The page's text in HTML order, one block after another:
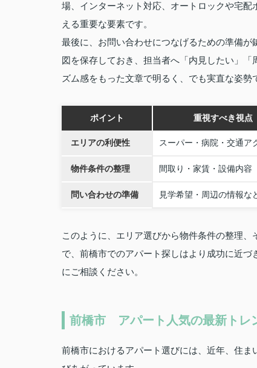
場、インターネット対応、オートロックや宅
える重要な要素です。
最後に、お問い合わせにつなげるための準備
図を保存しておき、担当者へ「内見したい」
ズム感をもった文章で明るく、でも実直な姿勢
ポイント 重視すべき視点
エリアの利便性 スーパー・病院・交通ア
物件条件の整理 間取り・家賃・設備内容
問い合わせの準備 見学希望・周辺の情報な
このように、エリア選びから物件条件の整理
で、前橋市でのアパート探しはより成功に近
にご相談ください。
前橋市 アパート人気の最新トレ
前橋市におけるアパート選びには、近年、住